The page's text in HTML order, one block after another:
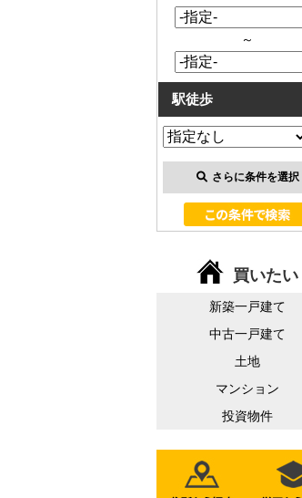
～
駅徒歩
さらに条件を選択
買いたい
新築一戸建て
中古一戸建て
土地
マンション
投資物件